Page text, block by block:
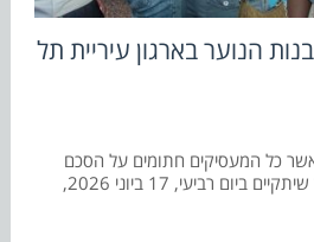
הנוער בארגון עיריית תל
משרות, כאשר כל המעסיקים חתומים על הסכם
רביעי, 17 ביוני 2026,